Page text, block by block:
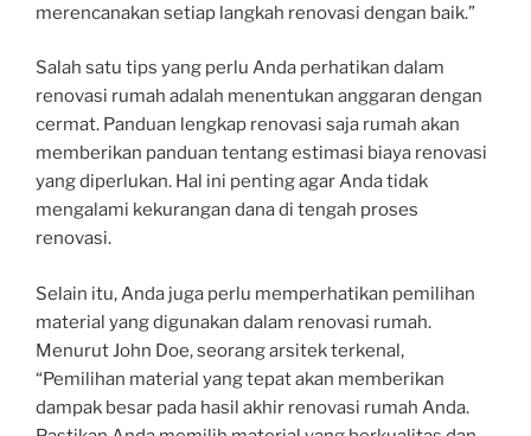
merencanakan setiap langkah renovasi dengan baik.”
Salah satu tips yang perlu Anda perhatikan dalam
renovasi rumah adalah menentukan anggaran dengan
cermat. Panduan lengkap renovasi saja rumah akan
memberikan panduan tentang estimasi biaya renovasi
yang diperlukan. Hal ini penting agar Anda tidak
mengalami kekurangan dana di tengah proses
renovasi.
Selain itu, Anda juga perlu memperhatikan pemilihan
material yang digunakan dalam renovasi rumah.
Menurut John Doe, seorang arsitek terkenal,
“Pemilihan material yang tepat akan memberikan
dampak besar pada hasil akhir renovasi rumah Anda.